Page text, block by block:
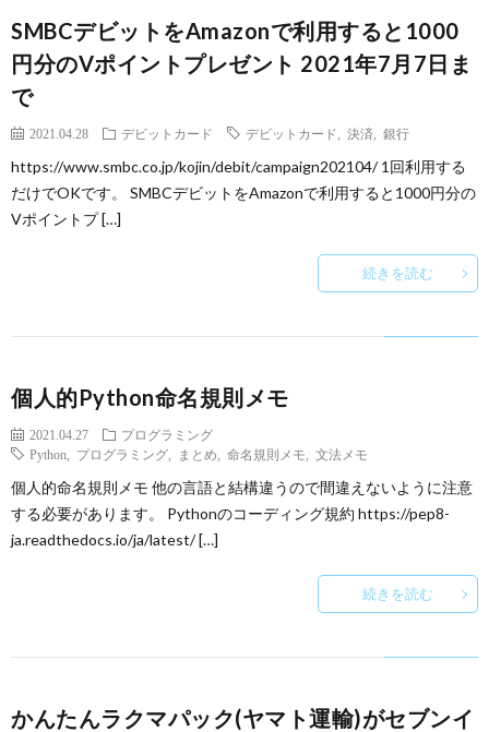
SMBCデビットをAmazonで利用すると1000
円分のVポイントプレゼント 2021年7月7日ま
で
2021.04.28 デビットカード デビットカード 決済 銀行
https://www.smbc.co.jp/kojin/debit/campaign202104/ 1回利用する
だけでOKです。 SMBCデビットをAmazonで利用すると1000円分の
Vポイントプ […]
続きを読む
個人的Python命名規則メモ
2021.04.27
プログラミング
Python
プログラミング まとめ 命名規則メモ 文法メモ
個人的命名規則メモ 他の言語と結構違うので間違えないように注意
する必要があります。 Pythonのコーディング規約 https://pep8-
ja.readthedocs.io/ja/latest/ […]
続きを読む
かんたんラクマパック(ヤマト運輸)がセブンイ